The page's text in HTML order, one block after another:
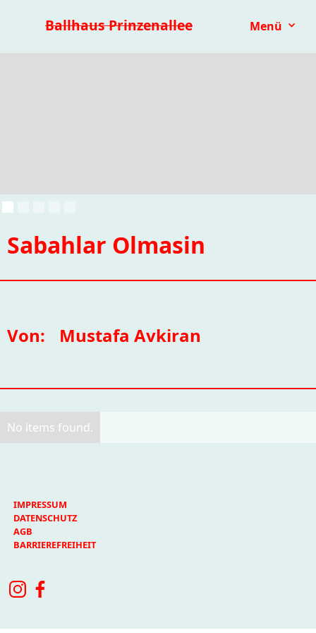
Ballhaus Prinzenallee Menü
Kinder- & Jugendtheater mit.mach.bühne
Sabahlar Olmasin
Von: Mustafa Avkiran
No items found.
IMPRESSUM
DATENSCHUTZ
AGB
BARRIEREFREIHEIT